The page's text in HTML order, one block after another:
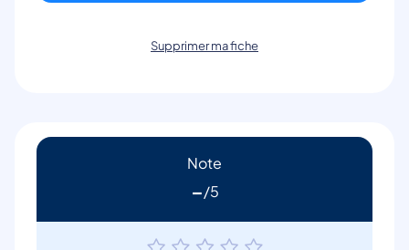
Supprimer ma fiche
Note
-